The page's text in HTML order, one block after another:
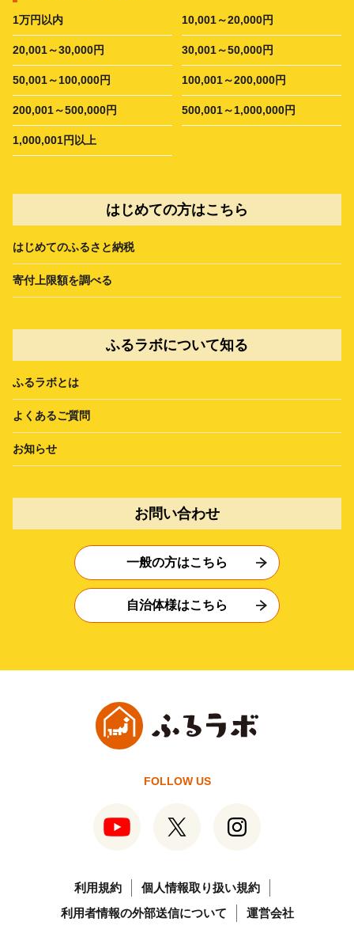
1万円以内 10,001～20,000円
20,001～30,000円 30,001～50,000円
50,001～100,000円 100,001～200,000円
200,001～500,000円 500,001～1,000,000円
1,000,001円以上
はじめての方はこちら
はじめてのふるさと納税
寄付上限額を調べる
ふるラボについて知る
ふるラボとは
よくあるご質問
お知らせ
お問い合わせ
一般の方はこちら
自治体様はこちら
FOLLOW US
利用規約
個人情報取り扱い規約
利用者情報の外部送信について
運営会社